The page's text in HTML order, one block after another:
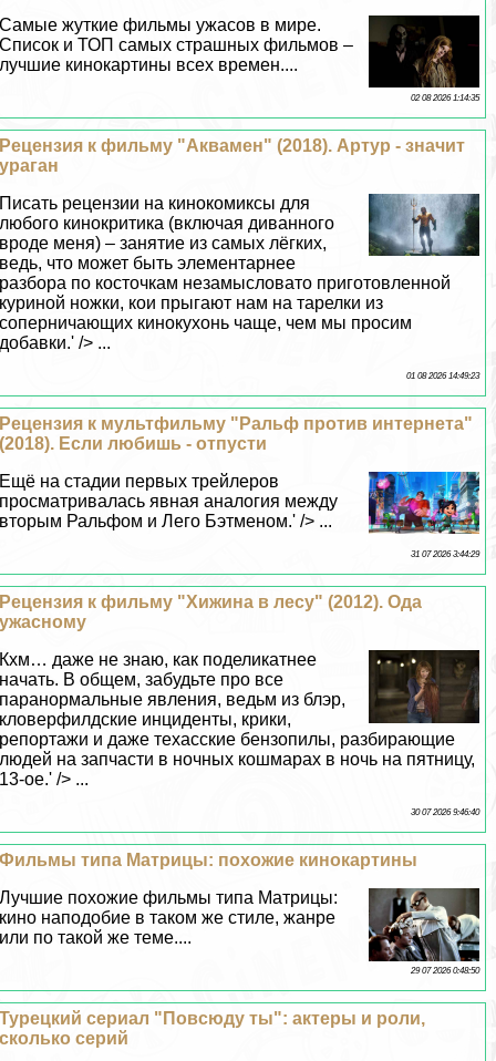
Самые жуткие фильмы ужасов в мире.
Список и ТОП самых страшных фильмов –
лучшие кинокартины всех времен....
02 08 2026 1:14:35
Рецензия к фильму "Аквамен" (2018). Артур - значит
ураган
Писать рецензии на кинокомиксы для
любого кинокритика (включая диванного
вроде меня) – занятие из самых лёгких,
ведь, что может быть элементарнее
разбора по косточкам незамысловато приготовленной
куриной ножки, кои прыгают нам на тарелки из
соперничающих кинокухонь чаще, чем мы просим
добавки.' /> ...
01 08 2026 14:49:23
Рецензия к мультфильму "Ральф против интернета"
(2018). Если любишь - отпусти
Ещё на стадии первых трейлеров
просматривалась явная аналогия между
вторым Ральфом и Лего Бэтменом.' /> ...
31 07 2026 3:44:29
Рецензия к фильму "Хижина в лесу" (2012). Ода
ужасному
Кхм… даже не знаю, как поделикатнее
начать. В общем, забудьте про все
паранормальные явления, ведьм из блэр,
кловерфилдские инциденты, крики,
репортажи и даже техасские бензопилы, разбирающие
людей на запчасти в ночных кошмарах в ночь на пятницу,
13-ое.' /> ...
30 07 2026 9:46:40
Фильмы типа Матрицы: похожие кинокартины
Лучшие похожие фильмы типа Матрицы:
кино наподобие в таком же стиле, жанре
или по такой же теме....
29 07 2026 0:48:50
Турецкий сериал "Повсюду ты": актеры и роли,
сколько серий